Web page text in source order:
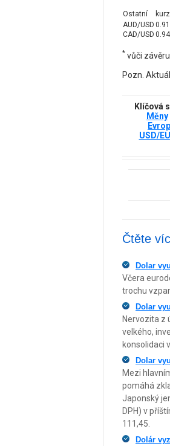
Ostatní kurz
AUD/USD
CAD/USD
* vůči
Pozn.
Klíčová
Měny
USD/
Čtěte
Dolar
Včera
trochu
Dolar
Nervozita z
velkého,
konsolidaci
Dolar
Mezi
pomáhá
Japonský
DPH) v
111,45.
Dolár